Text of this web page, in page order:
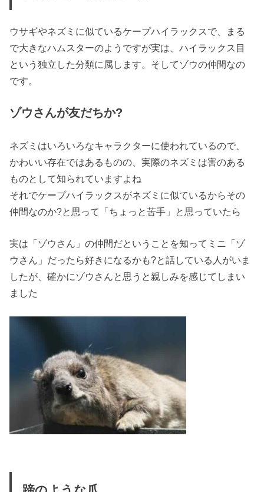
ウサギやネズミに似ているケープハイラックスで、まる
で大きなハムスターのようですが実は、ハイラックス目
という独立した分類に属します。そしてゾウの仲間なの
です。
ゾウさんが友だちか?
ネズミはいろいろなキャラクターに使われているので、
かわいい存在ではあるものの、実際のネズミは害のある
ものとして知られていますよね
それでケープハイラックスがネズミに似ているからその
仲間なのか?と思って「ちょっと苦手」と思っていたら
実は 「ゾウさん」の仲間だということを知ってミニ「ゾ
ウさん」だったら好きになるかも?と話している人がいま
したが、確かにゾウさんと思うと親しみを感じてしまい
ました